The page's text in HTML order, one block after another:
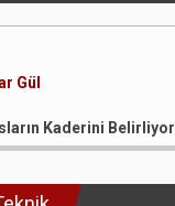
Gül
Kaderini Belirliyor